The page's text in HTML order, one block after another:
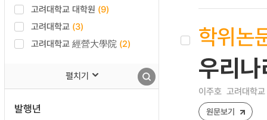
고려대학교 대학원 (9)
고려대학교 (3)
고려대학교 經營大學院 (2)
펼치기
발행년
학위논
우리
이주호 고려대학
원문보기